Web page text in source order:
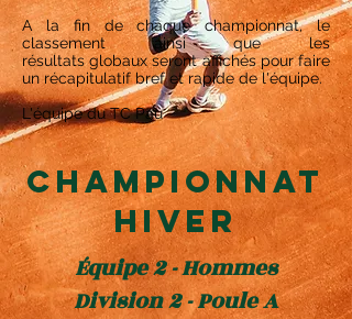
A la fin de chaque championnat, le
classement ainsi que les
résultatsglobaux serontaffichés pour faire
un récapitulatif bref et rapide de l'équipe.
L'équipe du TC Pau
Championnat
HIVER
Équipe 2 - Hommes
Division 2 - Poule A